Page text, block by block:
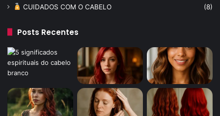
CUIDADOS COM O CABELO
(8)
Posts Recentes